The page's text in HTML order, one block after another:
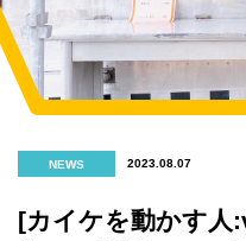
NEWS 2023.08.07
[カイケを動かす人